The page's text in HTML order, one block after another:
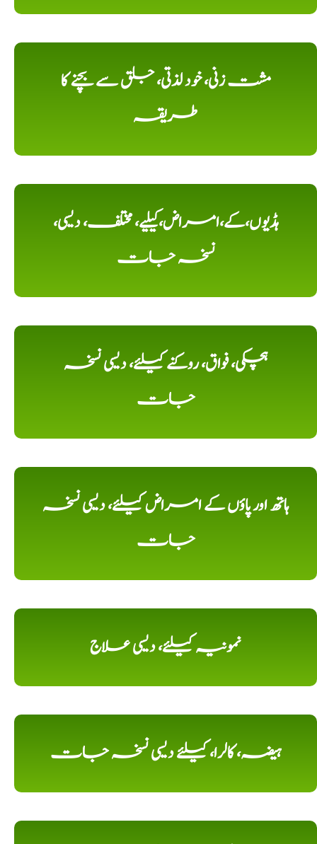
مشت زنی، خود لذتی، جلق سے بچنے کا
طریقہ
ہڈیوں،کے،امراض،کیلیے، مختلف، دیسی،
نسخہ جات
ہچکی، فواق، روکنے کیلئے، دیسی نسخہ
جات
ہاتھ اور پاؤں کے امراض کیلئے، دیسی نسخہ
جات
نمونیہ کیلئے، دیسی علاج
ہیضہ، کالرا، کیلئے دیسی نسخہ جات